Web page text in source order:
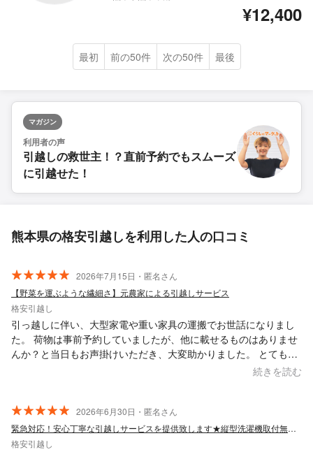
¥12,400
最初 前の50件 次の50件 最後
マガジン
利用者の声
引越しの救世主！？直前予約でもスムーズ
に引越せた！
熊本県の格安引越しを利用した人の口コミ
2026年7月15日・匿名さん
【野菜を運ぶような繊細さ】元農家による引越しサービス
格安引越し
引っ越しに伴い、大型家電や重い家具の運搬でお世話になりまし
た。 荷物は事前予約していましたが、他に載せるものはありませ
んか？と当日もお声掛けいただき、大変助かりました。 とても感
じが良いスタッフさんで、また何かありましたら是非リピートさ
続きを読む
2026年6月30日・匿名さん
緊急対応！安心丁寧な引越しサービスを提供致します★縦型洗濯機取付無料！福岡県発！
格安引越し